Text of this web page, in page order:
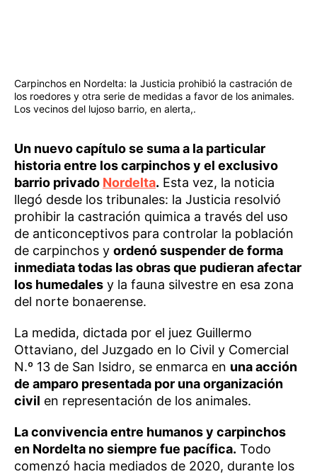
Carpinchos en Nordelta: la Justicia prohibió la castración de
los roedores y otra serie de medidas a favor de los animales.
Los vecinos del lujoso barrio, en alerta,.
Un nuevo capítulo se suma a la particular
historia entre los carpinchos y el exclusivo
barrio privado Nordelta. Esta vez, la noticia
llegó desde los tribunales: la Justicia resolvió
prohibir la castración quimica a través del uso
de anticonceptivos para controlar la población
de carpinchos y ordenó suspender de forma
inmediata todas las obras que pudieran afectar
los humedales y la fauna silvestre en esa zona
del norte bonaerense.
La medida, dictada por el juez Guillermo
Ottaviano, del Juzgado en lo Civil y Comercial
N.º 13 de San Isidro, se enmarca en una acción
de amparo presentada por una organización
civil en representación de los animales.
La convivencia entre humanos y carpinchos
en Nordelta no siempre fue pacífica. Todo
comenzó hacia mediados de 2020, durante los